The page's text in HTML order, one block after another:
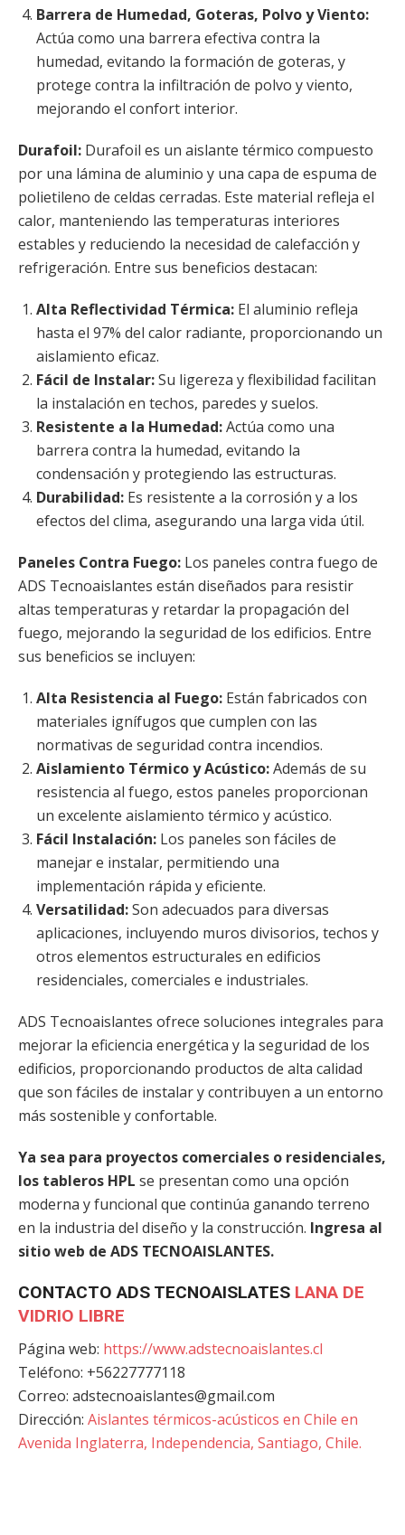
Barrera de Humedad, Goteras, Polvo y Viento:
Actúa como una barrera efectiva contra la
humedad, evitando la formación de goteras, y
protege contra la infiltración de polvo y viento,
mejorando el confort interior.
Durafoil: Durafoil es un aislante térmico compuesto
por una lámina de aluminio y una capa de espuma de
polietileno de celdas cerradas. Este material refleja el
calor, manteniendo las temperaturas interiores
estables y reduciendo la necesidad de calefacción y
refrigeración. Entre sus beneficios destacan:
Alta Reflectividad Térmica: El aluminio refleja
hasta el 97% del calor radiante, proporcionando un
aislamiento eficaz.
Fácil de Instalar:Su ligereza y flexibilidad facilitan
la instalación en techos, paredes y suelos.
Resistente a la Humedad:Actúa como una
barrera contra la humedad, evitando la
condensación y protegiendo las estructuras.
Durabilidad: Es resistente a la corrosión y a los
efectos del clima, asegurando una larga vida útil.
Paneles Contra Fuego: Los paneles contra fuego de
ADS Tecnoaislantes están diseñados para resistir
altas temperaturas y retardar la propagación del
fuego, mejorando la seguridad de los edificios. Entre
sus beneficios se incluyen:
Alta Resistencia al Fuego: Están fabricados con
materiales ignífugos que cumplen con las
normativas de seguridad contra incendios.
Aislamiento Térmico y Acústico:Además de su
resistencia al fuego, estos paneles proporcionan
un excelente aislamiento térmico y acústico.
Fácil Instalación: Los paneles son fáciles de
manejar e instalar, permitiendo una
implementación rápida y eficiente.
Versatilidad:Son adecuados para diversas
aplicaciones, incluyendo muros divisorios, techos y
otros elementos estructurales en edificios
residenciales, comerciales e industriales.
ADS Tecnoaislantes ofrece soluciones integrales para
mejorar la eficiencia energética y la seguridad de los
edificios, proporcionando productos de alta calidad
que son fáciles de instalar y contribuyen a un entorno
más sostenible y confortable.
Ya sea para proyectos comerciales o residenciales,
los tableros HPL se presentan como una opción
moderna y funcional que continúa ganando terreno
en la industria del diseño y la construcción. Ingresa al
sitio web de ADS TECNOAISLANTES.
CONTACTO ADS TECNOAISLATES LANA DE
VIDRIO LIBRE
Página web: https://www.adstecnoaislantes.cl
Teléfono: +56227777118
Correo: adstecnoaislantes@gmail.com
Dirección: Aislantes térmicos-acústicos en Chile en
Avenida Inglaterra, Independencia, Santiago, Chile.